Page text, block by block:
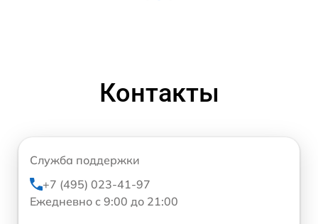
Контакты
Служба поддержки
+7 (495) 023-41-97
Ежедневно с 9:00 до 21:00